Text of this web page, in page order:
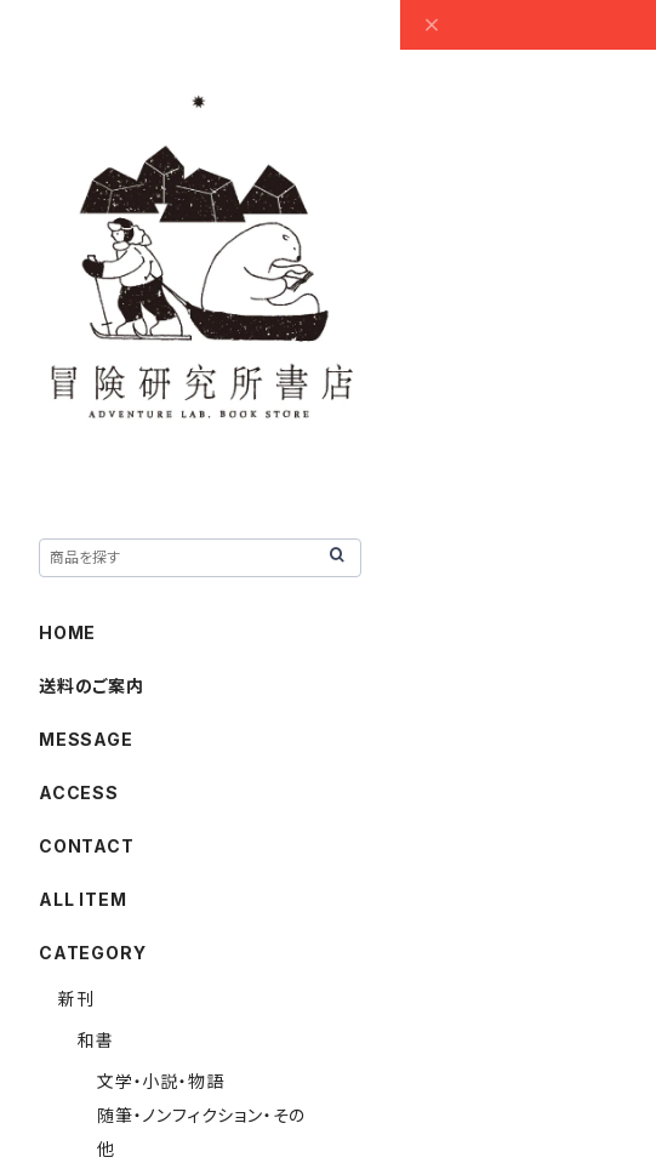
HOME
送料のご案内
MESSAGE
ACCESS
CONTACT
ALL ITEM
CATEGORY
新刊
和書
文学・小説・物語
随筆・ノンフィクション・その
他